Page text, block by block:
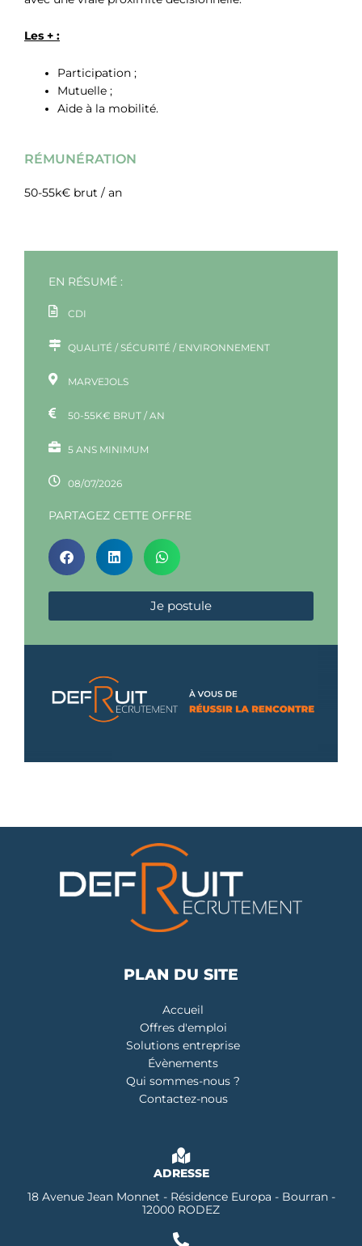
Les + :
Participation ;
Mutuelle ;
Aide à la mobilité.
RÉMUNÉRATION
50-55k€ brut / an
EN RÉSUMÉ :
CDI
QUALITÉ / SÉCURITÉ / ENVIRONNEMENT
MARVEJOLS
50-55K€ BRUT / AN
5 ANS MINIMUM
08/07/2026
PARTAGEZ CETTE OFFRE
Je postule
PLAN DU SITE
Accueil
Offres d'emploi
Solutions entreprise
Évènements
Qui sommes-nous ?
Contactez-nous
ADRESSE
18 Avenue Jean Monnet - Résidence Europa - Bourran -
12000 RODEZ